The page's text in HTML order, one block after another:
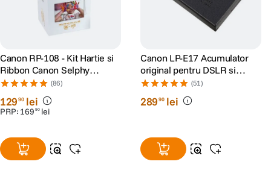
Canon RP-108 - Kit Hartie si
Ribbon Canon Selphy
CP910, CP1200, CP1300,
CP1500
(86)
12990 lei
PRP: 169 90 lei
Canon LP-E17 Acumulator
original pentru DSLR si
Mirrorless
(51)
28990 lei